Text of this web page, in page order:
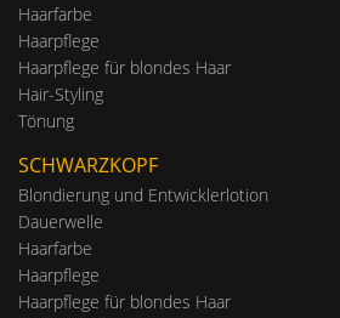
Haarfarbe
Haarpflege
Haarpflege für blondes Haar
Hair-Styling
Tönung
SCHWARZKOPF
Blondierung und Entwicklerlotion
Dauerwelle
Haarfarbe
Haarpflege
Haarpflege für blondes Haar